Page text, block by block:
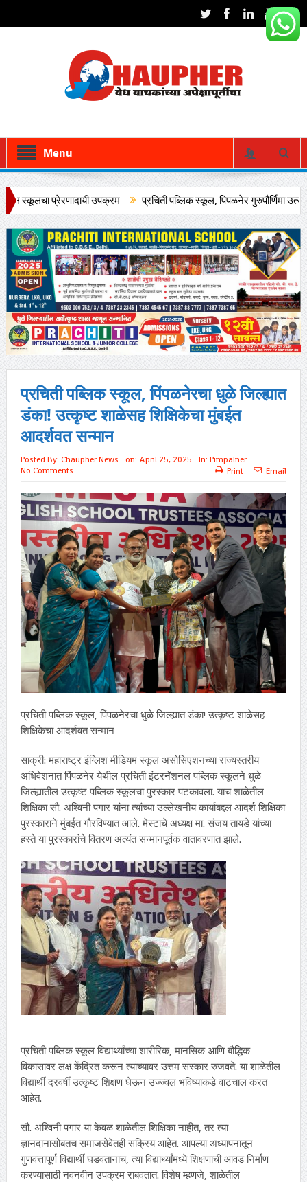
Menu
प्रेरणादायी उपक्रम प्रचिती पब्लिक स्कूल, पिंपळनेर गुरुपौर्णिमा उत्साहात
उत्साहात कार्यक्रम संपन्न
प्रचिती पब्लिक स्कूल, पिंपळनेरचा धुळे जिल्ह्यात
डंका! उत्कृष्ट शाळेसह शिक्षिकेचा मुंबईत
आदर्शवत सन्मान
Posted By: Chaupher News on: April 25, 2025 In: Pimpalner
No Comments
Print Email
प्रचिती पब्लिक स्कूल, पिंपळनेरचा धुळे जिल्ह्यात डंका! उत्कृष्ट शाळेसह
शिक्षिकेचा आदर्शवत सन्मान
साक्री: महाराष्ट्र इंग्लिश मीडियम स्कूल असोसिएशनच्या राज्यस्तरीय
अधिवेशनात पिंपळनेर येथील प्रचिती इंटरनॅशनल पब्लिक स्कूलने धुळे
जिल्ह्यातील उत्कृष्ट पब्लिक स्कूलचा पुरस्कार पटकावला. याच शाळेतील
शिक्षिका सौ. अश्विनी पगार यांना त्यांच्या उल्लेखनीय कार्याबद्दल आदर्श शिक्षिका
पुरस्काराने मुंबईत गौरविण्यात आले. मेस्टाचे अध्यक्ष मा. संजय तायडे यांच्या
हस्ते या पुरस्कारांचे वितरण अत्यंत सन्मानपूर्वक वातावरणात झाले.
प्रचिती पब्लिक स्कूल विद्यार्थ्यांच्या शारीरिक, मानसिक आणि बौद्धिक
विकासावर लक्ष केंद्रित करून त्यांच्यावर उत्तम संस्कार रुजवते. या शाळेतील
विद्यार्थी दरवर्षी उत्कृष्ट शिक्षण घेऊन उज्ज्वल भविष्याकडे वाटचाल करत
आहेत.
सौ. अश्विनी पगार या केवळ शाळेतील शिक्षिका नाहीत, तर त्या
ज्ञानदानासोबतच समाजसेवेतही सक्रिय आहेत. आपल्या अध्यापनातून
गुणवत्तापूर्ण विद्यार्थी घडवतानाच, त्या विद्यार्थ्यांमध्ये शिक्षणाची आवड निर्माण
करण्यासाठी नवनवीन उपक्रम राबवतात. विशेष म्हणजे, शाळेतील